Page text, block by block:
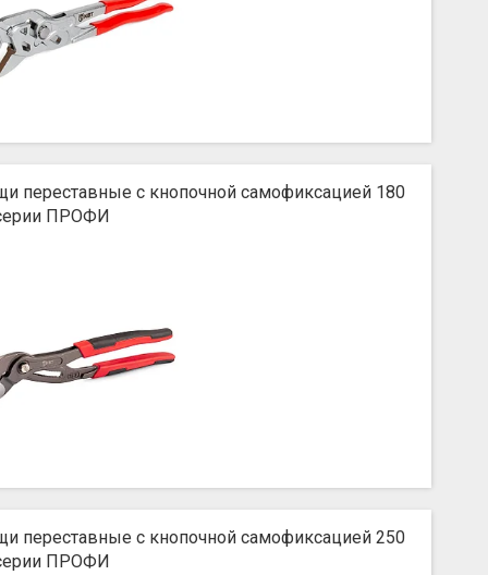
переставные с кнопочной самофиксацией 180
ПРОФИ
переставные с кнопочной самофиксацией 250
ПРОФИ